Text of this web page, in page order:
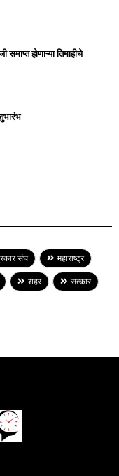
समाप्त होणाऱ्या तिमाहीचे
संघ
महाराष्ट्र
शहर
सत्कार